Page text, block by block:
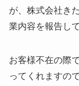
が、株式会社き
業内容を報告し
お客様不在の際
ってくれますの